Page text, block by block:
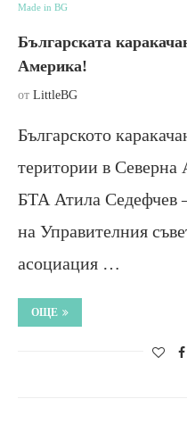
Made in BG
Българската
Америка!
от LittleBG
Българското
територии в
БТА Атила Седефчев
на Управителния
асоциация …
ОЩЕ